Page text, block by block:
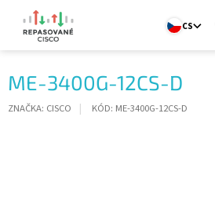
obsah
CS
ME-3400G-12CS-D
ZNAČKA: CISCO KÓD: ME-3400G-12CS-D